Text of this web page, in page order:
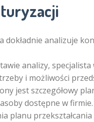
dokładnie analizuje
analizy,
i możliwości
jest szczegółowy
dostępne w firmie.
planu